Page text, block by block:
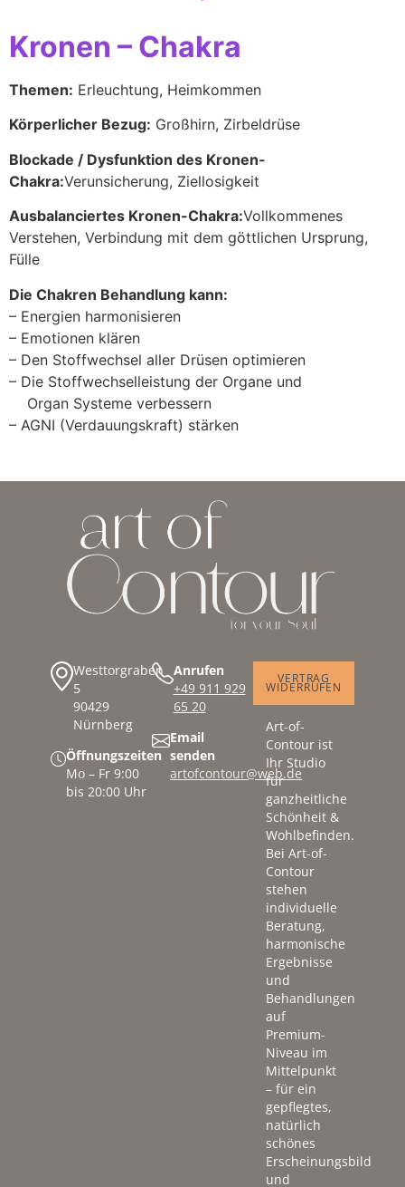
Kronen – Chakra
Themen: Erleuchtung, Heimkommen
Körperlicher Bezug: Großhirn, Zirbeldrüse
Blockade / Dysfunktion des Kronen-
Chakra:Verunsicherung, Ziellosigkeit
Ausbalanciertes Kronen-Chakra:Vollkommenes
Verstehen, Verbindung mit dem göttlichen Ursprung,
Fülle
Die Chakren Behandlung kann:
– Energien harmonisieren
– Emotionen klären
– Den Stoffwechsel aller Drüsen optimieren
– Die Stoffwechselleistung der Organe und
Organ Systeme verbessern
– AGNI (Verdauungskraft) stärken
Westtorgraben
5
90429
Nürnberg
Öffnungszeiten
Mo – Fr 9:00
bis 20:00 Uhr
Anrufen
+49 911 929
65 20
Email
senden
artofcontour@web.de
VERTRAG
WIDERRUFEN
Art-of-
Contour ist
Ihr Studio
für
ganzheitliche
Schönheit &
Wohlbefinden.
Bei Art-of-
Contour
stehen
individuelle
Beratung,
harmonische
Ergebnisse
und
Behandlungen
auf
Premium-
Niveau im
Mittelpunkt
– für ein
gepflegtes,
natürlich
schönes
Erscheinungsbild
und